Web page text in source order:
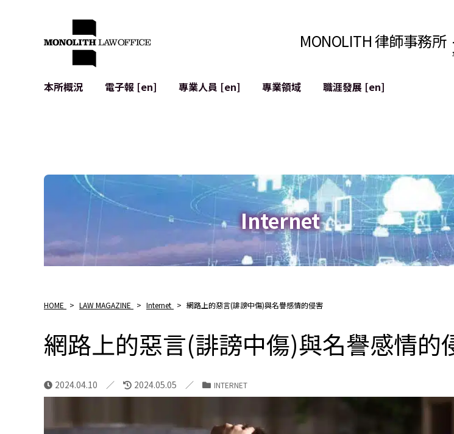
MONOLITH 律師事務所
本所概況
電子報 [en] 專業人員 [en]
專業領域
個人資料保護
AI（例如ChatGPT等)
網絡犯罪
緩解聲譽損害
職涯發展 [en]
Internet
HOME > LAW MAGAZINE > Internet > 網路上的惡言(誹謗中傷)與名譽感情的侵害
網路上的惡言(誹謗中傷)與名譽感情的
2024.04.10 2024.05.05 INTERNET